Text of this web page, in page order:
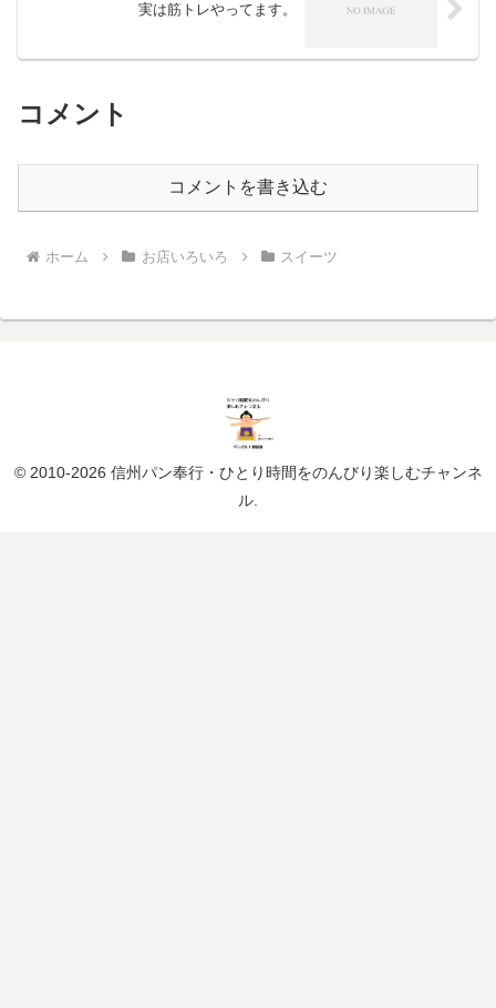
実は筋トレやってます。
コメント
コメントを書き込む
ホーム お店いろいろ スイーツ
© 2010-2026 信州パン奉行・ひとり時間をのんびり楽しむチャンネ
ル.